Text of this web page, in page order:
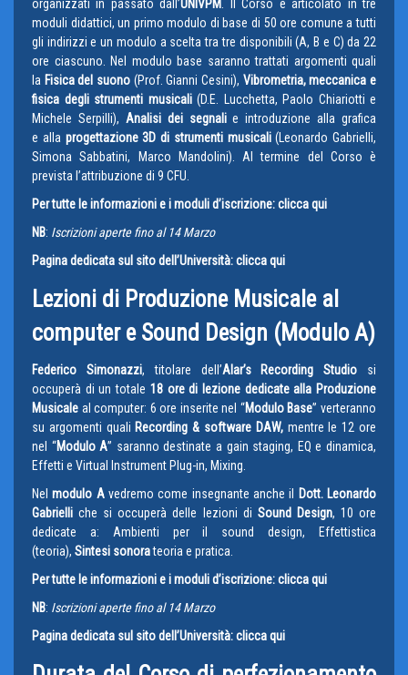
organizzati in passato dall’UNIVPM. Il Corso è articolato in tre
moduli didattici, un primo modulo di base di 50 ore comune a tutti
gli indirizzi e un modulo a scelta tra tre disponibili (A, B e C) da 22
ore ciascuno. Nel modulo base saranno trattati argomenti quali
la Fisica del suono (Prof. Gianni Cesini), Vibrometria, meccanica e
fisica degli strumenti musicali(D.E. Lucchetta, Paolo Chiariotti e
Michele Serpilli), Analisi dei segnalie introduzione alla grafica
e alla progettazione 3D di strumenti musicali(Leonardo Gabrielli,
Simona Sabbatini, Marco Mandolini). Al termine del Corso è
prevista l’attribuzione di 9 CFU.
Per tutte le informazioni e i moduli d’iscrizione: clicca qui
NB: Iscrizioni aperte fino al 14 Marzo
Pagina dedicata sul sito dell’Università: clicca qui
Lezioni di Produzione Musicale al
computer e Sound Design (Modulo A)
Federico Simonazzi, titolare dell’Alar’s Recording Studio si
occuperà di un totale 18 ore di lezione dedicate alla Produzione
Musicale al computer: 6 ore inserite nel “Modulo Base” verteranno
su argomenti quali Recording & software DAW, mentre le 12 ore
nel “Modulo A” saranno destinate a gain staging, EQ e dinamica,
Effetti e Virtual Instrument Plug-in, Mixing.
Nelmodulo Avedremo come insegnante anche il
Dott. Leonardo
Gabrielli che si occuperà delle lezioni di Sound Design, 10 ore
dedicate a: Ambienti per il sound design, Effettistica
(teoria), Sintesi sonorateoria e pratica.
Per tutte le informazioni e i moduli d’iscrizione: clicca qui
NB: Iscrizioni aperte fino al 14 Marzo
Pagina dedicata sul sito dell’Università: clicca qui